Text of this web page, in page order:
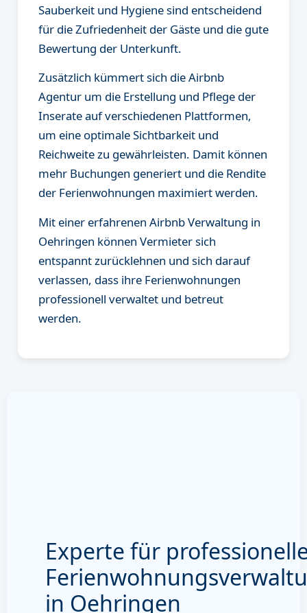
Sauberkeit und Hygiene sind entscheidend
für die Zufriedenheit der Gäste und die gute
Bewertung der Unterkunft.
Zusätzlich kümmert sich die Airbnb
Agentur um die Erstellung und Pflege der
Inserate auf verschiedenen Plattformen,
um eine optimale Sichtbarkeit und
Reichweite zu gewährleisten. Damit können
mehr Buchungen generiert und die Rendite
der Ferienwohnungen maximiert werden.
Mit einer erfahrenen Airbnb Verwaltung in
Oehringen können Vermieter sich
entspannt zurücklehnen und sich darauf
verlassen, dass ihre Ferienwohnungen
professionell verwaltet und betreut
werden.
Experte für
in Oehringen